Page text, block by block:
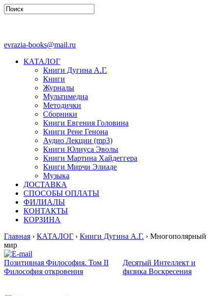
evrazia-books@mail.ru
КАТАЛОГ
Книги Дугина А.Г.
Книги
Журналы
Мультимедиа
Методички
Сборники
Книги Евгения Головина
Книги Рене Генона
Аудио Лекции (mp3)
Книги Юлиуса Эволы
Книги Мартина Хайдеггера
Книги Мирчи Элиаде
Музыка
ДОСТАВКА
СПОСОБЫ ОПЛАТЫ
ФИЛИАЛЫ
КОНТАКТЫ
КОРЗИНА
Главная › КАТАЛОГ › Книги Дугина А.Г. › Многополярный
мир
Позитивная Философия. Том II
Философия откровения
Десятый Интеллект и
физика Воскресения